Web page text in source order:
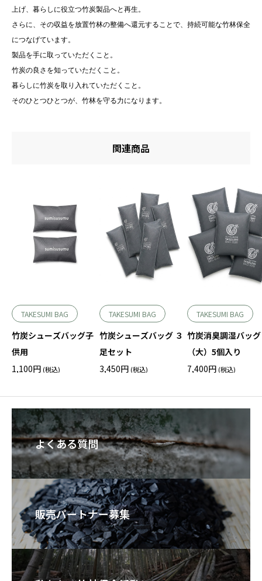
上げ、暮らしに役立つ竹炭製品へと再生。
さらに、その収益を放置竹林の整備へ還元することで、持続可能な竹林保全
につなげています。
製品を手に取っていただくこと。
竹炭の良さを知っていただくこと。
暮らしに竹炭を取り入れていただくこと。
そのひとつひとつが、竹林を守る力になります。
関連商品
TAKESUMI BAG
竹炭シューズバッグ子
供用
1,100円 (税込)
TAKESUMI BAG
竹炭シューズバッグ ３
足セット
3,450円 (税込)
TAKESUMI BAG
竹炭消臭調湿バッグ
（大）5個入り
7,400円 (税込)
よくある質問
販売パートナー募集